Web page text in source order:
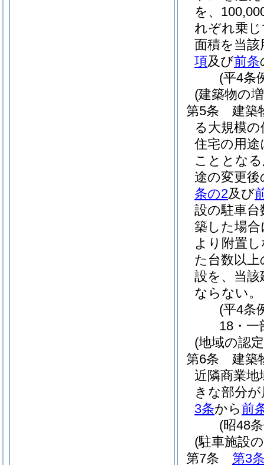
を、
れぞれ乗
面積を当
項及び前条
(平4条
(建築物の
第5条
建築
る大規模
住宅の用
こととな
途の変更
条の2及び
設の駐車
築した場
より附置
た台数以
設を、当
ならない。
(平4条
18・一
(地域の認
第6条
建築
近隣商業
きな部分
3条から前
(昭48
(駐車施設
第7条
第3